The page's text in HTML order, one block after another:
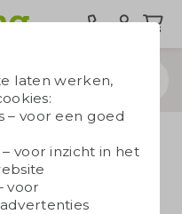
ronde hals
laten werken,
– voor een goed
voor inzicht in het
voor